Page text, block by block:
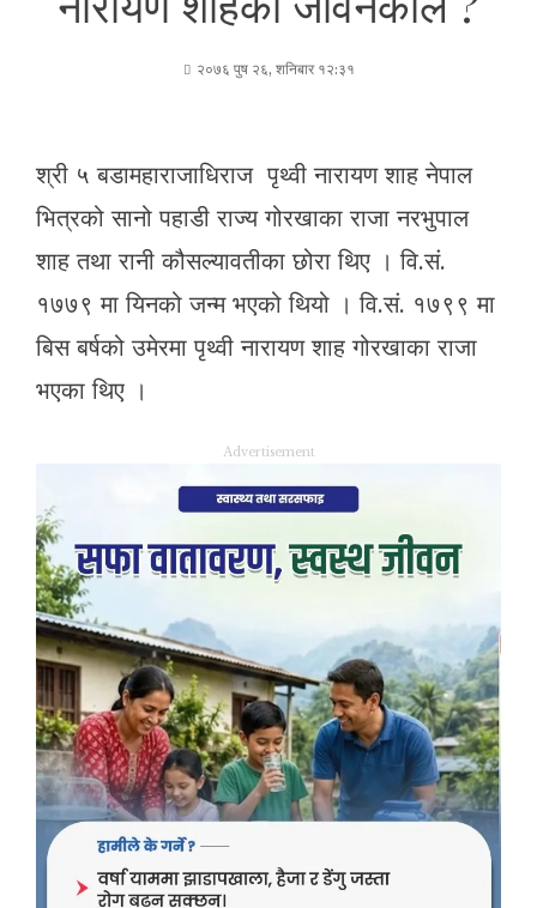
२०७६ पुष २६, शनिबार १२:३१
श्री ५ बडामहाराजाधिराज पृथ्वी नारायण शाह नेपाल
भित्रको सानो पहाडी राज्य गोरखाका राजा नरभुपाल
शाह तथा रानी कौसल्यावतीका छोरा थिए । वि.सं.
१७७९ मा यिनको जन्म भएको थियो । वि.सं. १७९९ मा
बिस बर्षको उमेरमा पृथ्वी नारायण शाह गोरखाका राजा
भएका थिए ।
Advertisement